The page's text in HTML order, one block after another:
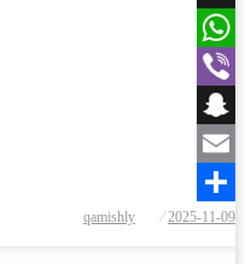
X
WhatsApp
Viber
Snapchat
Email
Share
نُشر
في
2025-11-09
qamishly